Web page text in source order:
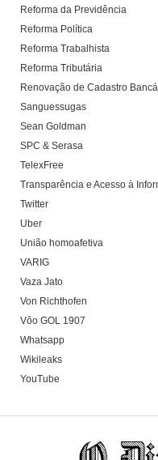
Reforma da Previdência
Reforma Política
Reforma Trabalhista
Reforma Tributária
Renovação de Cadastro
Sanguessugas
Sean Goldman
SPC & Serasa
TelexFree
Transparência e Acesso à
Twitter
Uber
União homoafetiva
VARIG
Vaza Jato
Von Richthofen
Vôo GOL 1907
Whatsapp
Wikileaks
YouTube